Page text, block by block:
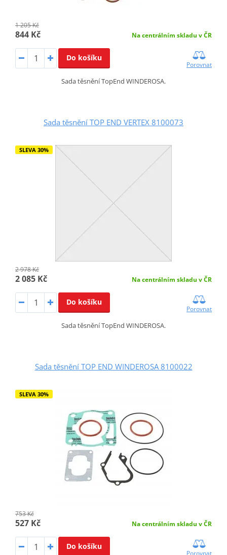
1 205 Kč
844 Kč Na centrálním skladu v ČR
Do košíku
Porovnat
Sada těsnění TopEnd WINDEROSA.
Sada těsnění TOP END VERTEX 8100073
SLEVA 30%
2 978 Kč
2 085 Kč Na centrálním skladu v ČR
Do košíku
Porovnat
Sada těsnění TopEnd WINDEROSA.
Sada těsnění TOP END WINDEROSA 8100022
SLEVA 30%
753 Kč
527 Kč Na centrálním skladu v ČR
Do košíku
Porovnat